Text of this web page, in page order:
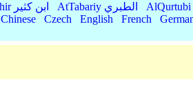
IbnKathir ابن كثير AtTabariy الطبري
Chinese Czech English French